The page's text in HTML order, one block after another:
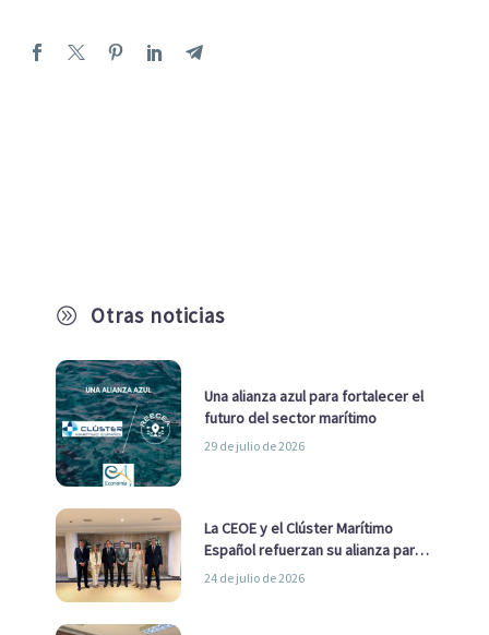
A Otras noticias
Una alianza azul para fortalecer el
futuro del sector marítimo
29 de julio de 2026
La CEOE y el Clúster Marítimo
Español refuerzan su alianza para
impulsar una estrategia Nacional
24 de julio de 2026